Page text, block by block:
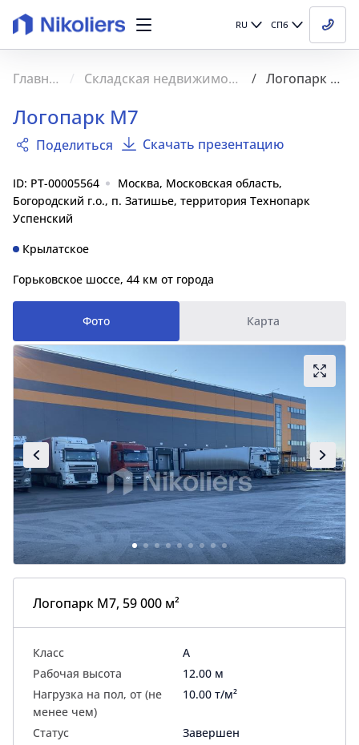
RU СПб
Главная Складская недвижимость Логопарк М7
Логопарк М7
Поделиться Скачать презентацию
ID: PT-00005564
Москва, Московская область,
Богородский г.о., п. Затишье, территория Технопарк
Успенский
Крылатское
Горьковское шоссе, 44 км от города
Фото Карта
Логопарк М7, 59 000 м²
Класс
A
Рабочая высота
12.00 м
Нагрузка на пол, от (не
менее чем)
10.00 т/м²
Статус
Завершен